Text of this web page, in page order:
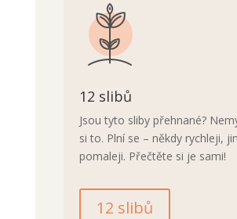
12 slibů
Jsou tyto sliby přehnané?
si to. Plní se – někdy rychleji,
pomaleji. Přečtěte si je sami!
12 slibů